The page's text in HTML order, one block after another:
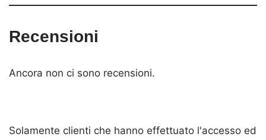
Recensioni
Ancora non ci sono recensioni.
Solamente clienti che hanno effettuato l'accesso ed